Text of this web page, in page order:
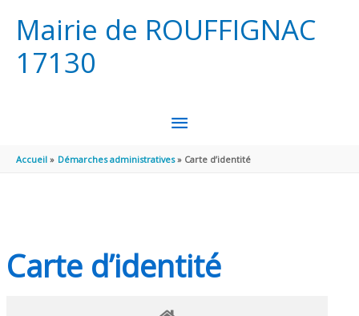
Mairie de ROUFFIGNAC
17130
MENU
PRINCIPAL
Accueil Démarches administratives Carte d’identité
Carte d’identité